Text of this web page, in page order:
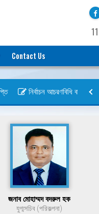
Contact Us
নির্বাচন আচরণবিধি বায়রা ২০২৬-
জনাব মোহাম্মদ বদরুল হক
যুগ্মসচিব (পরিকল্পনা)